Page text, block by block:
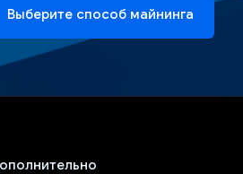
Выберите способ майнинга